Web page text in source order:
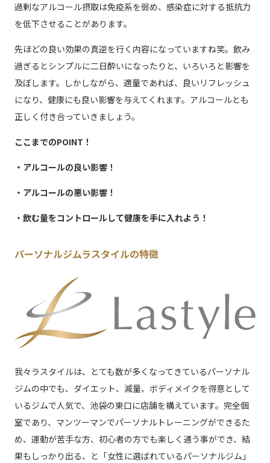
過剰なアルコール摂取は免疫系を弱め、感染症に対する抵抗力
を低下させることがあります。
先ほどの良い効果の真逆を行く内容になっていますね笑。飲み
過ぎるとシンプルに二日酔いになったりと、いろいろと影響を
及ぼします。しかしながら、適量であれば、良いリフレッシュ
になり、健康にも良い影響を与えてくれます。アルコールとも
正しく付き合っていきましょう。
ここまでのPOINT！
・アルコールの良い影響！
・アルコールの悪い影響！
・飲む量をコントロールして健康を手に入れよう！
パーソナルジムラスタイルの特徴
我々ラスタイルは、とても数が多くなってきているパーソナル
ジムの中でも、ダイエット、減量、ボディメイクを得意として
いるジムで人気で、池袋の東口に店舗を構えています。完全個
室であり、マンツーマンでパーソナルトレーニングができるた
め、運動が苦手な方、初心者の方でも楽しく通う事ができ、結
果もしっかり出る、と「女性に選ばれているパーソナルジム」